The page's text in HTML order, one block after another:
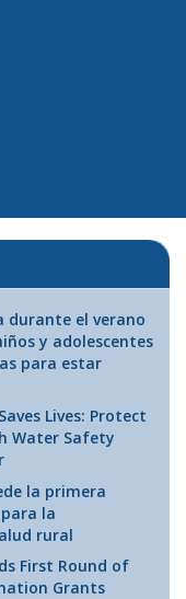
durante el verano
y adolescentes
para estar
Lives: Protect
Water Safety
la primera
la
rural
First Round of
Grants